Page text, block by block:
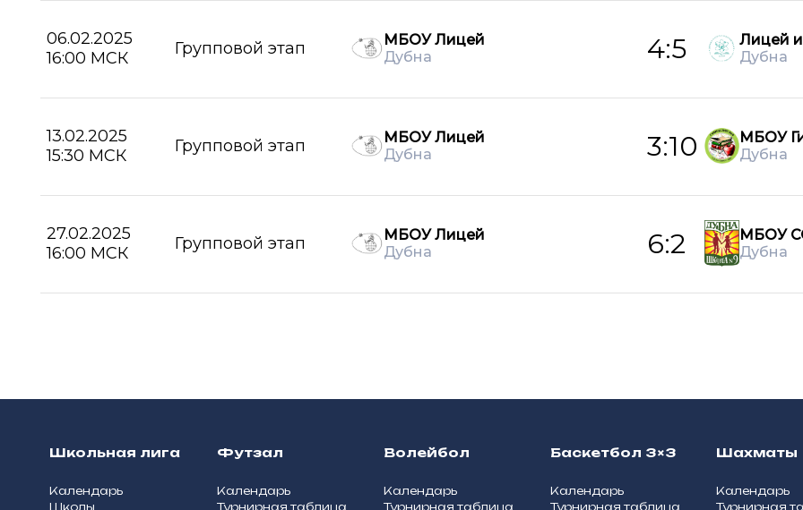
06.02.2025
16:00 МСК
Групповой этап
МБОУ Лицей
Дубна
4:5
Лицей
Дубна
13.02.2025
15:30 МСК
Групповой этап
МБОУ Лицей
Дубна
3:10
МБОУ
Дубна
27.02.2025
16:00 МСК
Групповой этап
МБОУ Лицей
Дубна
6:2
МБОУ
Дубна
Школьная лига
Календарь
Школы
Футзал
Календарь
Турнирная таблица
Волейбол
Календарь
Турнирная таблица
Баскетбол 3×3
Календарь
Турнирная таблица
Шахматы
Календарь
Турнирная